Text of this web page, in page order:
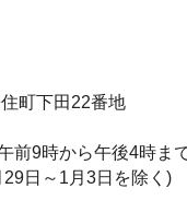
町下田22番地
前9時から午後4時ま
日～1月3日を除く)